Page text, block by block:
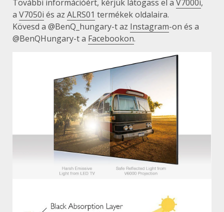
További információért, kérjük látogass el a V7000i,
a V7050i és az ALRS01 termékek oldalaira.
Kövesd a @BenQ_hungary-t az Instagram-on és a
@BenQHungary-t a Facebookon.